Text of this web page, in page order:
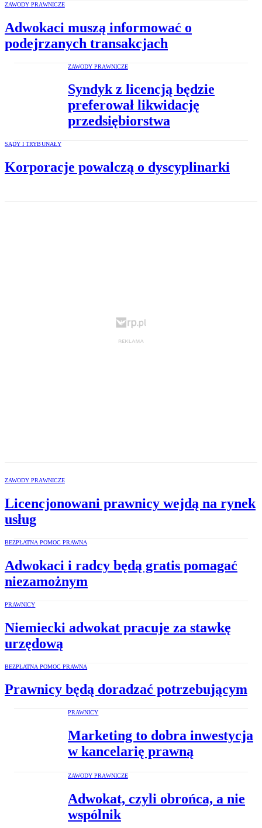
ZAWODY PRAWNICZE
Adwokaci muszą informować o
podejrzanych transakcjach
ZAWODY PRAWNICZE
Syndyk z licencją będzie
preferował likwidację
przedsiębiorstwa
SĄDY I TRYBUNAŁY
Korporacje powalczą o dyscyplinarki
ZAWODY PRAWNICZE
Licencjonowani prawnicy wejdą na rynek
usług
BEZPŁATNA POMOC PRAWNA
Adwokaci i radcy będą gratis pomagać
niezamożnym
PRAWNICY
Niemiecki adwokat pracuje za stawkę
urzędową
BEZPŁATNA POMOC PRAWNA
Prawnicy będą doradzać potrzebującym
PRAWNICY
Marketing to dobra inwestycja
w kancelarię prawną
ZAWODY PRAWNICZE
Adwokat, czyli obrońca, a nie
wspólnik